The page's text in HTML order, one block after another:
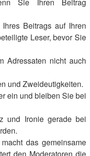
Beitrags auf Ihren
Leser, bevor Sie
Adressaten nicht auch
und Zweideutigkeiten.
ein und bleiben Sie bei
und Ironie gerade bei
das gemeinsame